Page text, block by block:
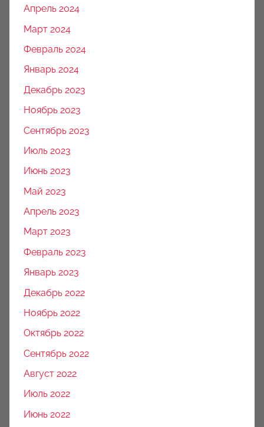
Апрель 2024
Март 2024
Февраль 2024
Январь 2024
Декабрь 2023
Ноябрь 2023
Сентябрь 2023
Июль 2023
Июнь 2023
Май 2023
Апрель 2023
Март 2023
Февраль 2023
Январь 2023
Декабрь 2022
Ноябрь 2022
Октябрь 2022
Сентябрь 2022
Август 2022
Июль 2022
Июнь 2022